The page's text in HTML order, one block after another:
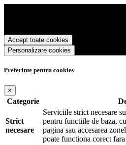
pentru a va oferi si livra functii
marketing.
Pentru a va putea bucura de intreaga
uri.
Accept toate cookies
Personalizare cookies
Preferinte pentru cookies
×
Categorie
Strict
necesare
Serviciile strict necesare
pentru functiile de baza,
pagina sau accesarea
poate functiona corect